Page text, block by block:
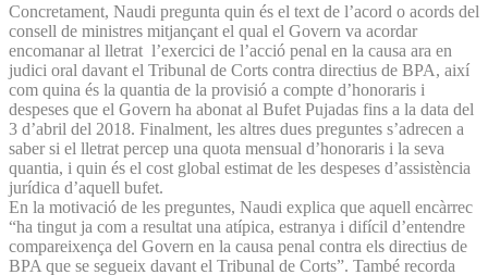
Concretament, Naudi pregunta quin és el text de l’acord o acords del
consell de ministres mitjançant el qual el Govern va acordar
encomanar al lletrat l’exercici de l’acció penal en la causa ara en
judici oral davant el Tribunal de Corts contra directius de BPA, així
com quina és la quantia de la provisió a compte d’honoraris i
despeses que el Govern ha abonat al Bufet Pujadas fins a la data del
3 d’abril del 2018. Finalment, les altres dues preguntes s’adrecen a
saber si el lletrat percep una quota mensual d’honoraris i la seva
quantia, i quin és el cost global estimat de les despeses d’assistència
jurídica d’aquell bufet.
En la motivació de les preguntes, Naudi explica que aquell encàrrec
“ha tingut ja com a resultat una atípica, estranya i difícil d’entendre
compareixença del Govern en la causa penal contra els directius de
BPA que se segueix davant el Tribunal de Corts”. També recorda